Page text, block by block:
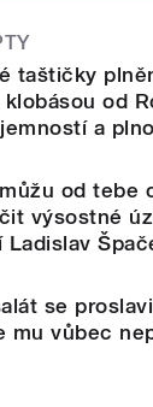
taštičky
klobásou od
a
od tebe
výsostné
Ladislav
se
mu vůbec